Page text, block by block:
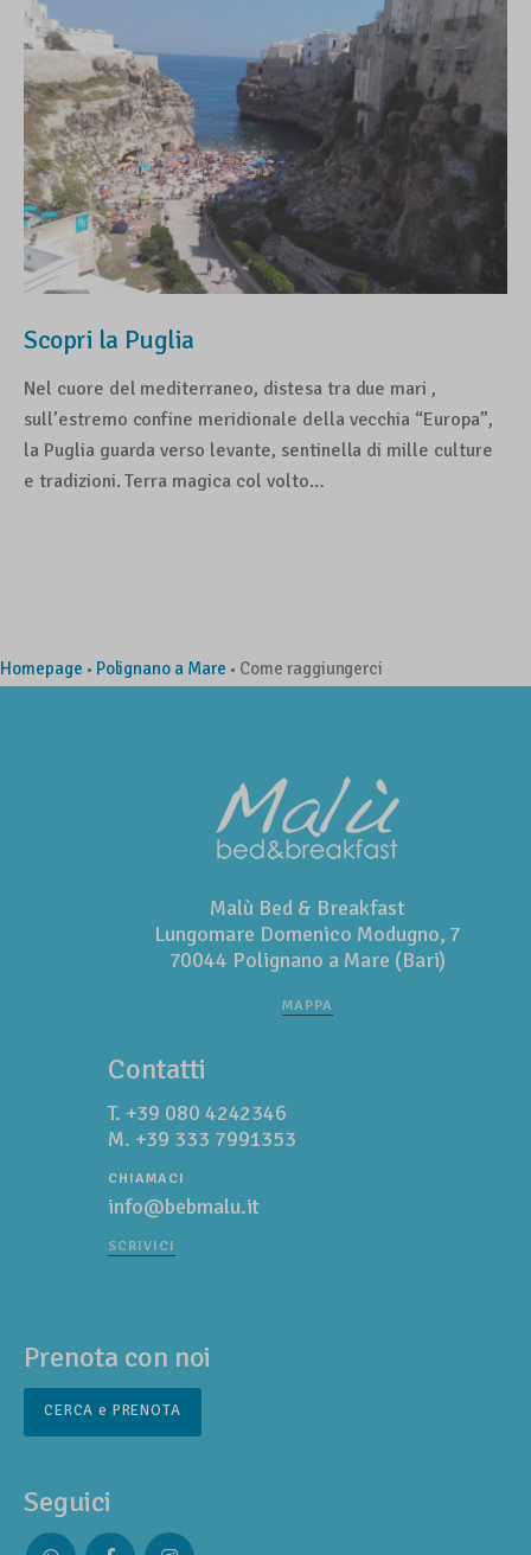
Scopri la Puglia
Nel cuore del mediterraneo, distesa tra due mari ,
sull’estremo confine meridionale della vecchia “Europa”,
la Puglia guarda verso levante, sentinella di mille culture
e tradizioni. Terra magica col volto…
Homepage • Polignano a Mare • Come raggiungerci
Malù Bed & Breakfast
Lungomare Domenico Modugno, 7
70044 Polignano a Mare (Bari)
MAPPA
Contatti
T. +39 080 4242346
M. +39 333 7991353
CHIAMACI
info@bebmalu.it
SCRIVICI
Prenota con noi
CERCA e PRENOTA
Seguici